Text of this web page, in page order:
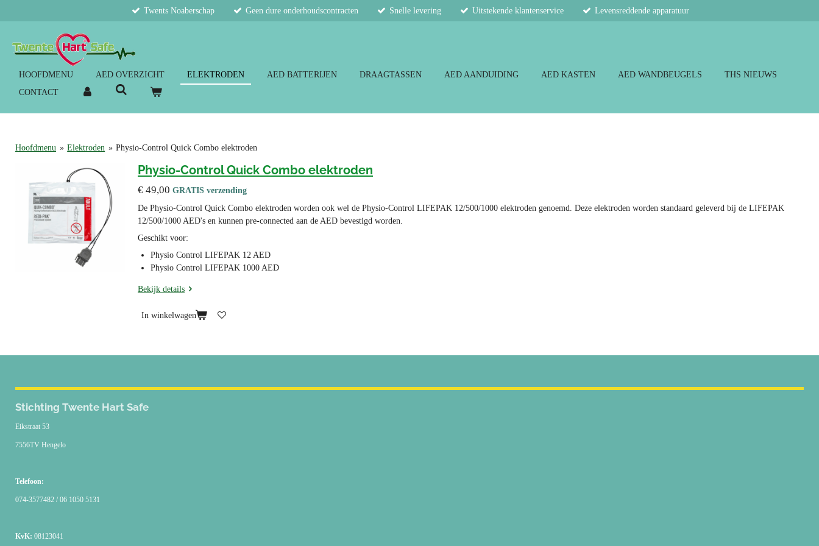
de
Twents Noaberschap Geen dure onderhoudscontracten Snelle levering Uitstekende klantenservice Levensreddende apparatuur
HOOFDMENU AED OVERZICHT ELEKTRODEN AED BATTERIJEN DRAAGTASSEN AED AANDUIDING AED KASTEN AED WANDBEUGELS
THS NIEUWS
CONTACT
Hoofdmenu » Elektroden » Physio-Control Quick Combo elektroden
Physio-Control Quick Combo elektroden
€ 49,00 GRATIS verzending
De Physio-Control Quick Combo elektroden worden ook wel de Physio-Control LIFEPAK 12/500/1000 elektroden genoemd. Deze elektroden worden standaard geleverd bij de LIFEPAK
12/500/1000 AED's en kunnen pre-connected aan de AED bevestigd worden.
Geschikt voor:
Physio Control LIFEPAK 12 AED
Physio Control LIFEPAK 1000 AED
Bekijk details
In winkelwagen
Stichting Twente Hart Safe
Eikstraat 53
7556TV Hengelo
Telefoon:
074-3577482 / 06 1050 5131
KvK: 08123041